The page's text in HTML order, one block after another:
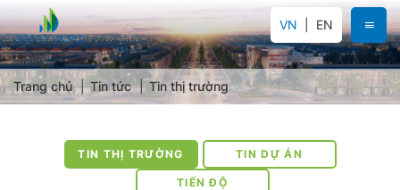
VN EN
Trang chủ Tin tức Tin thị trường
TIN THỊ TRƯỜNG TIN DỰ ÁN
TIẾN ĐỘ